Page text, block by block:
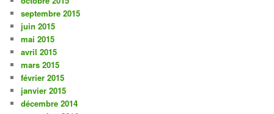
septembre 2015
juin 2015
mai 2015
avril 2015
mars 2015
février 2015
janvier 2015
décembre 2014